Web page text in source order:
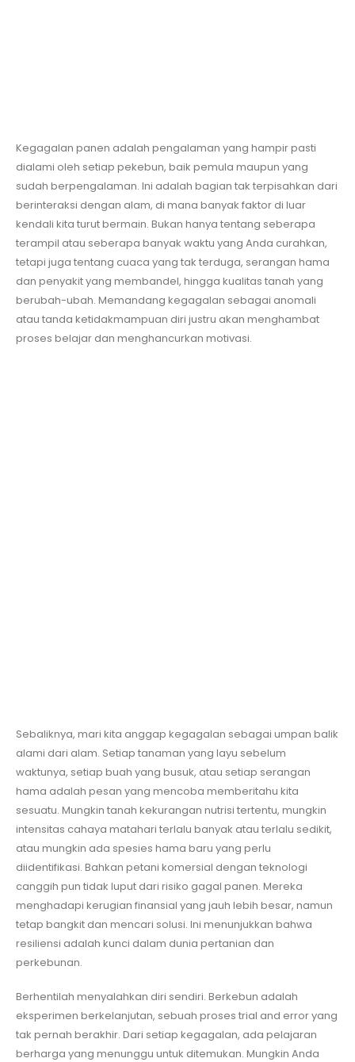
Kegagalan panen adalah pengalaman yang hampir pasti
dialami oleh setiap pekebun, baik pemula maupun yang
sudah berpengalaman. Ini adalah bagian tak terpisahkan dari
berinteraksi dengan alam, di mana banyak faktor di luar
kendali kita turut bermain. Bukan hanya tentang seberapa
terampil atau seberapa banyak waktu yang Anda curahkan,
tetapi juga tentang cuaca yang tak terduga, serangan hama
dan penyakit yang membandel, hingga kualitas tanah yang
berubah-ubah. Memandang kegagalan sebagai anomali
atau tanda ketidakmampuan diri justru akan menghambat
proses belajar dan menghancurkan motivasi.
Sebaliknya, mari kita anggap kegagalan sebagai umpan balik
alami dari alam. Setiap tanaman yang layu sebelum
waktunya, setiap buah yang busuk, atau setiap serangan
hama adalah pesan yang mencoba memberitahu kita
sesuatu. Mungkin tanah kekurangan nutrisi tertentu, mungkin
intensitas cahaya matahari terlalu banyak atau terlalu sedikit,
atau mungkin ada spesies hama baru yang perlu
diidentifikasi. Bahkan petani komersial dengan teknologi
canggih pun tidak luput dari risiko gagal panen. Mereka
menghadapi kerugian finansial yang jauh lebih besar, namun
tetap bangkit dan mencari solusi. Ini menunjukkan bahwa
resiliensi adalah kunci dalam dunia pertanian dan
perkebunan.
Berhentilah menyalahkan diri sendiri. Berkebun adalah
eksperimen berkelanjutan, sebuah proses trial and error yang
tak pernah berakhir. Dari setiap kegagalan, ada pelajaran
berharga yang menunggu untuk ditemukan. Mungkin Anda